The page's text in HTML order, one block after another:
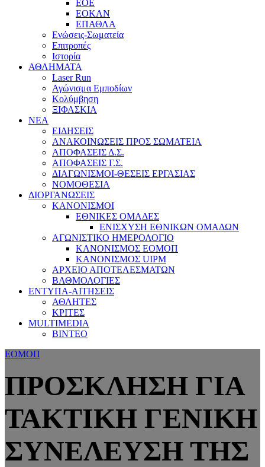
ΕΟΕ
ΕΟΚΑΝ
ΕΠΑΘΛΑ
Ενώσεις-Σωματεία
Επιτροπές
Ιστορία
ΑΘΛΗΜΑΤΑ
Laser Run
Αγώνισμα Εμποδίων
Κολύμβηση
ΞΙΦΑΣΚΙΑ
NEA
ΕΙΔΗΣΕΙΣ
ΑΝΑΚΟΙΝΩΣΕΙΣ ΠΡΟΣ ΣΩΜΑΤΕΙΑ
ΑΠΟΦΑΣΕΙΣ Δ.Σ.
ΑΠΟΦΑΣΕΙΣ Γ.Σ.
ΔΙΑΓΩΝΙΣΜΟΙ-ΘΕΣΕΙΣ ΕΡΓΑΣΙΑΣ
ΝΟΜΟΘΕΣΙΑ
ΔΙΟΡΓΑΝΩΣΕΙΣ
ΚΑΝΟΝΙΣΜΟΙ
ΕΘΝΙΚΕΣ ΟΜΑΔΕΣ
ΕΝΙΣΧΥΣΗ ΕΘΝΙΚΩΝ ΟΜΑΔΩΝ
ΑΓΩΝΙΣΤΙΚΟ ΗΜΕΡΟΛΟΓΙΟ
ΚΑΝΟΝΙΣΜΟΣ ΕΟΜΟΠ
ΚΑΝΟΝΙΣΜΟΣ UIPM
ΑΡΧΕΙΟ ΑΠΟΤΕΛΕΣΜΑΤΩΝ
ΒΑΘΜΟΛΟΓΙΕΣ
ΕΝΤΥΠΑ-ΑΙΤΗΣΕΙΣ
ΑΘΛΗΤΕΣ
ΚΡΙΤΕΣ
MULTIMEDIA
ΒΙΝΤΕΟ
ΕΟΜΟΠ
ΠΡΟΣΚΛΗΣΗ ΓΙΑ
ΤΑΚΤΙΚΗ ΓΕΝΙΚΗ
ΣΥΝΕΛΕΥΣΗ ΤΗΣ